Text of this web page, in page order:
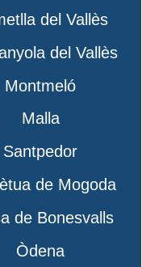
del Vallès
del Vallès
Montmeló
Malla
Santpedor
de Mogoda
de Bonesvalls
Òdena